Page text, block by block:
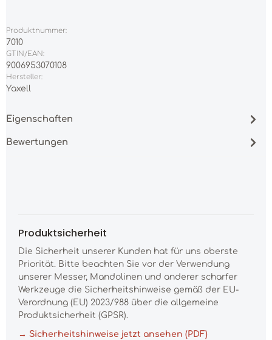
Produktnummer:
7010
GTIN/EAN:
9006953070108
Hersteller:
Yaxell
Eigenschaften
Bewertungen
Produktsicherheit
Die Sicherheit unserer Kunden hat für uns oberste
Priorität. Bitte beachten Sie vor der Verwendung
unserer Messer, Mandolinen und anderer scharfer
Werkzeuge die Sicherheitshinweise gemäß der EU-
Verordnung (EU) 2023/988 über die allgemeine
Produktsicherheit (GPSR).
→ Sicherheitshinweise jetzt ansehen (PDF)